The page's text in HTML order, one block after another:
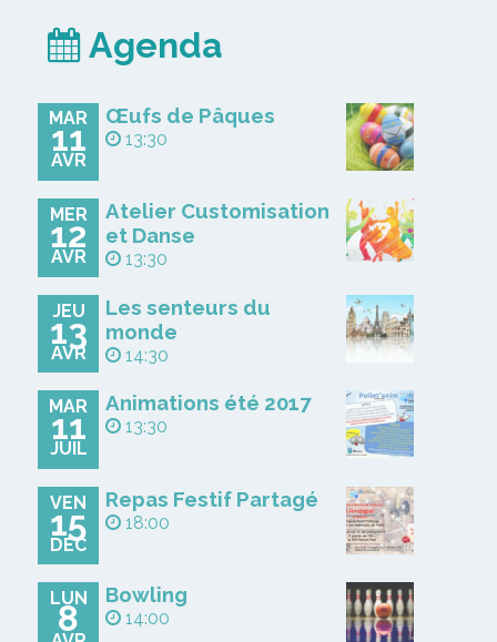
Agenda
MAR
11
AVR
Œufs de Pâques
13:30
MER
12
AVR
Atelier Customisation
et Danse
13:30
JEU
13
AVR
Les senteurs du
monde
14:30
MAR
11
JUIL
Animations été 2017
13:30
VEN
15
DÉC
Repas Festif Partagé
18:00
LUN
8
Bowling
14:00